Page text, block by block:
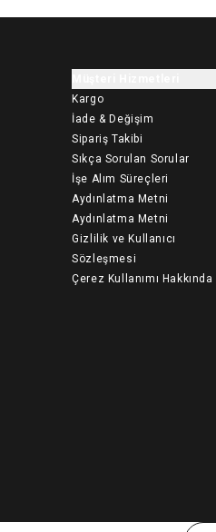
Kargo
İade & Değişim
Sipariş Takibi
Sıkça Sorulan Sorular
İşe Alım Süreçleri
Aydınlatma Metni
Aydınlatma Metni
Gizlilik ve Kullanıcı
Sözleşmesi
Çerez Kullanımı Hakkında